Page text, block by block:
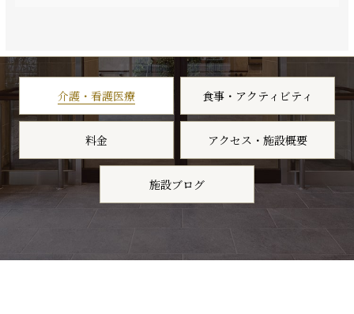
介護・看護医療 食事・アクティビティ
料金 アクセス・施設概要
施設ブログ